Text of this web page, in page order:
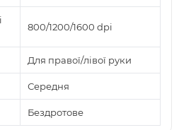
800/1200/1600 dpi
Для правої/лівої руки
Середня
Бездротове